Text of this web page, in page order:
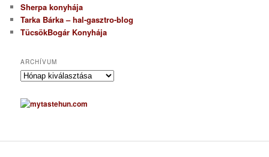
Sherpa konyhája
Tarka Bárka – hal-gasztro-blog
TücsökBogár Konyhája
ARCHÍVUM
A
c
h
u